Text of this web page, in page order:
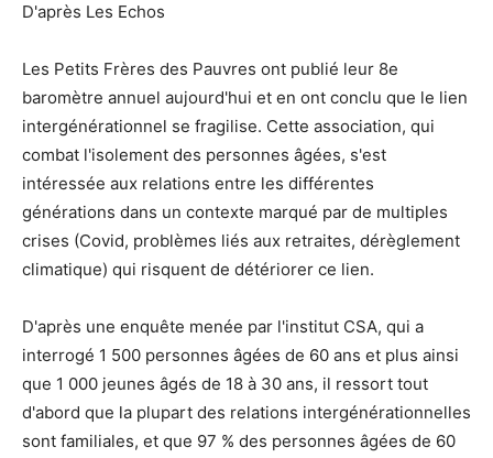
D'après Les Echos
Les Petits Frères des Pauvres ont publié leur 8e
baromètre annuel aujourd'hui et en ont conclu que le lien
intergénérationnel se fragilise. Cette association, qui
combat l'isolement des personnes âgées, s'est
intéressée aux relations entre les différentes
générations dans un contexte marqué par de multiples
crises (Covid, problèmes liés aux retraites, dérèglement
climatique) qui risquent de détériorer ce lien.
D'après une enquête menée par l'institut CSA, qui a
interrogé 1 500 personnes âgées de 60 ans et plus ainsi
que 1 000 jeunes âgés de 18 à 30 ans, il ressort tout
d'abord que la plupart des relations intergénérationnelles
sont familiales, et que 97 % des personnes âgées de 60